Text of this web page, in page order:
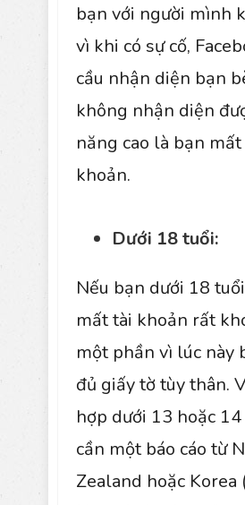
bạn với người mình
vì khi có sự cố,
cầu nhận diện bạn
không nhận diện
năng cao là bạn
khoản.
Dưới 18 tuổi:
Nếu bạn dưới 18
mất tài khoản rất
một phần vì lúc này
đủ giấy tờ tùy thân.
hợp dưới 13 hoặc
cần một báo cáo từ
Zealand hoặc Korea